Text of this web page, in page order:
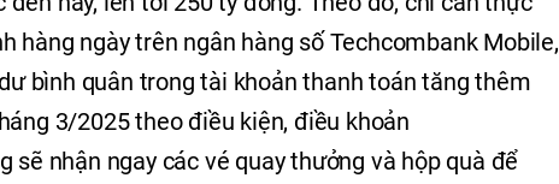
hàng ngày trên ngân hàng số Techcombank Mobile,
bình quân trong tài khoản thanh toán tăng thêm
3/2025 theo điều kiện, điều khoản
sẽ nhận ngay các vé quay thưởng và hộp quà để